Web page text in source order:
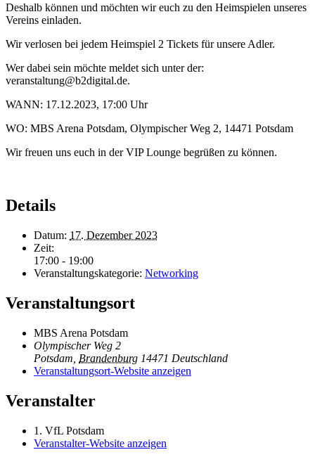
Deshalb können und möchten wir euch zu den Heimspielen unseres
Vereins einladen.
Wir verlosen bei jedem Heimspiel 2 Tickets für unsere Adler.
Wer dabei sein möchte meldet sich unter der:
veranstaltung@b2digital.de.
WANN: 17.12.2023, 17:00 Uhr
WO: MBS Arena Potsdam, Olympischer Weg 2, 14471 Potsdam
Wir freuen uns euch in der VIP Lounge begrüßen zu können.
Details
Datum: 17. Dezember 2023
Zeit:
17:00 - 19:00
Veranstaltungskategorie: Networking
Veranstaltungsort
MBS Arena Potsdam
Olympischer Weg 2
Potsdam Brandenburg 14471 Deutschland
Veranstaltungsort-Website anzeigen
Veranstalter
1. VfL Potsdam
Veranstalter-Website anzeigen